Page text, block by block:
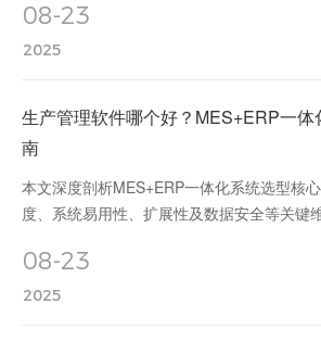
选型提供参考。
08-23
2025
生产管理软件哪个好？MES+ERP一体
南
本文深度剖析MES+ERP一体化系统选型核
度、系统易用性、扩展性及数据安全等关键
高效实现数字化转型。
08-23
2025